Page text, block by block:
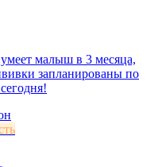
малыш в 3 месяца,
запланированы по